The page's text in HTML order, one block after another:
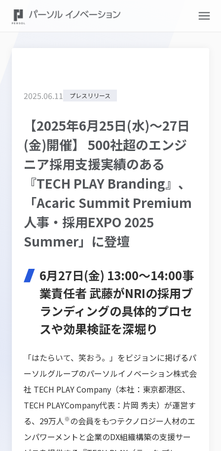
2025.06.11 プレスリリース
【2025年6月25日(水)～27日
(金)開催】 500社超のエンジ
ニア採用支援実績のある
『TECH PLAY Branding』、
「Acaric Summit Premium
人事・採用EXPO 2025
Summer」に登壇
6月27日(金) 13:00〜14:00事
業責任者 武藤がNRIの採用ブ
ランディングの具体的プロセ
スや効果検証を深堀り
「はたらいて、笑おう。」をビジョンに掲げるパ
ーソルグループのパーソルイノベーション株式会
社 TECH PLAY Company（本社：東京都港区、
TECH PLAYCompany代表：片岡 秀夫）が運営す
る、29万人※の会員をもつテクノロジー人材のエ
ンパワーメントと企業のDX組織構築の支援サー